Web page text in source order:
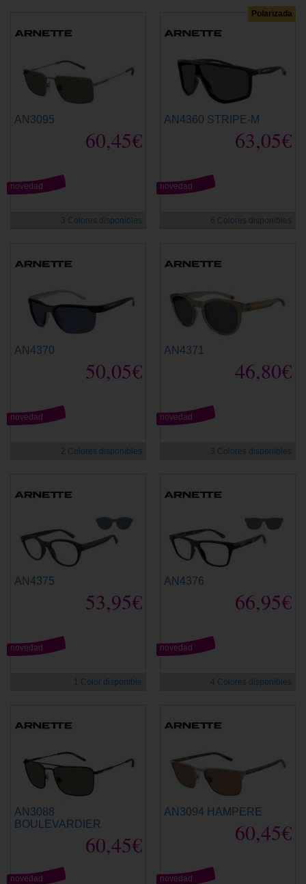
AN3095
60,45€
novedad
3 Colores disponibles
Polarizada
AN4360 STRIPE-M
63,05€
novedad
6 Colores disponibles
AN4370
50,05€
novedad
2 Colores disponibles
AN4371
46,80€
novedad
3 Colores disponibles
AN4375
53,95€
novedad
1 Color disponible
AN4376
66,95€
novedad
4 Colores disponibles
AN3088
BOULEVARDIER
60,45€
novedad
AN3094 HAMPERE
60,45€
novedad